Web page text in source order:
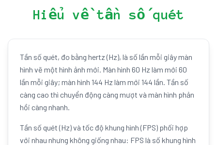
Hiểu về tần số quét
Tần số quét, đo bằng hertz (Hz), là số lần mỗi giây màn
hình vẽ một hình ảnh mới. Màn hình 60 Hz làm mới 60
lần mỗi giây; màn hình 144 Hz làm mới 144 lần. Tần số
càng cao thì chuyển động càng mượt và màn hình phản
hồi càng nhanh.
Tần số quét (Hz) và tốc độ khung hình (FPS) phối hợp
với nhau nhưng không giống nhau: FPS là số khung hình